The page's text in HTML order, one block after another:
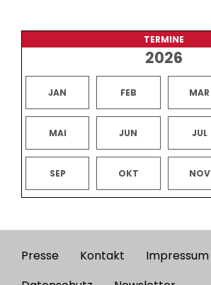
TERMINE
2026
JAN FEB MAR
MAI JUN JUL
SEP OKT NOV
Footer
Presse Kontakt
Impressum